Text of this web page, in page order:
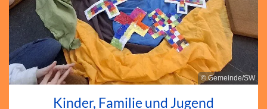
© Gemeinde/SW
Kinder, Familie und Jugend